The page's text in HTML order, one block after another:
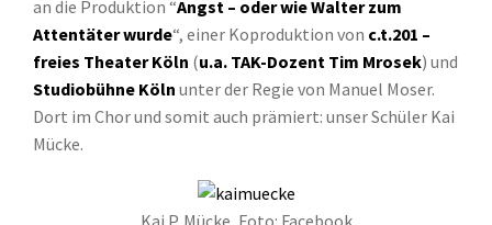
an die Produktion “Angst – oder wie Walter zum
Attentäter wurde“, einer Koproduktion von c.t.201 –
freies Theater Köln (u.a. TAK-Dozent Tim Mrosek) und
Studiobühne Köln unter der Regie von Manuel Moser.
Dort im Chor und somit auch prämiert: unser Schüler Kai
Mücke.
Kai P. Mücke, Foto: Facebook